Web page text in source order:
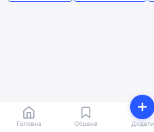
Головна Обране Додати